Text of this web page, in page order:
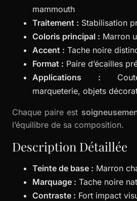
mammouth
Traitement : Stabilisation
Coloris principal : Marron
Accent : Tache noire
Format : Paire d’écailles
Applications :
marqueterie, objets
Chaque paire est
l’équilibre de sa composition.
Description Détaillée
Teinte de base : Marron
Marquage : Tache noire
Contraste : Fort impact